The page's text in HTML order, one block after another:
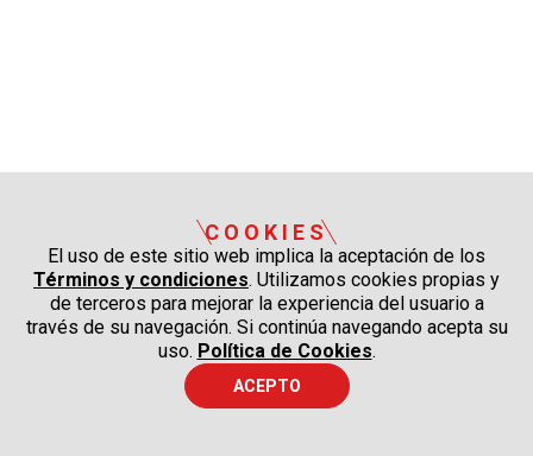
COOKIES
El uso de este sitio web implica la aceptación de los
Términos y condiciones. Utilizamos cookies propias y
de terceros para mejorar la experiencia del usuario a
través de su navegación. Si continúa navegando acepta su
uso. Política de Cookies.
ACEPTO